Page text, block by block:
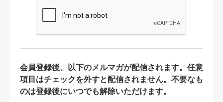
会員登録後、以下のメルマガが配信されます。任意
項目はチェックを外すと配信されません。不要なも
のは登録後にいつでも解除いただけます。